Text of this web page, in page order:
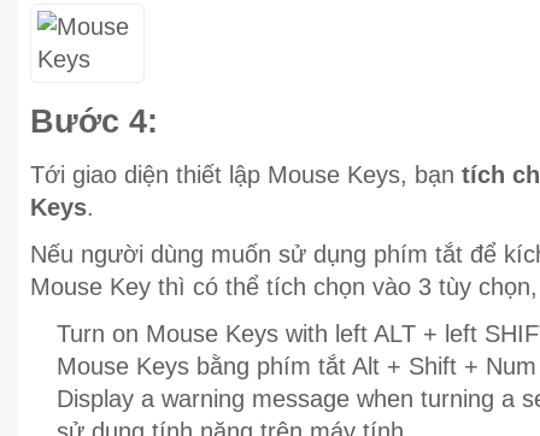
Bước 4:
Tới giao diện thiết lập Mouse Keys, bạn tích
Keys.
Nếu người dùng muốn sử dụng phím tắt để
Mouse Key thì có thể tích chọn vào 3 tùy
Turn on Mouse Keys with left ALT + left
Mouse Keys bằng phím tắt Alt + Shift +
Display a warning message when turning a